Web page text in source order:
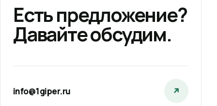
Есть предложение?
Давайте обсудим.
info@1giper.ru ↗